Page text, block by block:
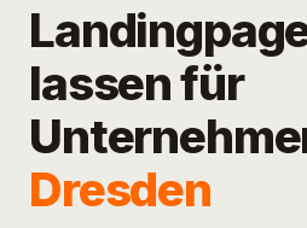
lassen für
Dresden